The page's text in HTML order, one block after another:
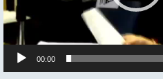
00:00